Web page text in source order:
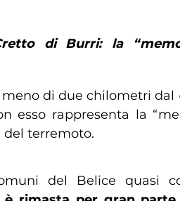
di Burri: la
di due chilometri dal
esso rappresenta la
del terremoto.
del Belice quasi